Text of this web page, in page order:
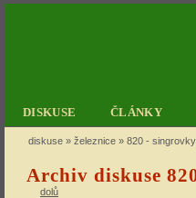
DISKUSE ČLÁNKY
diskuse » železnice » 820 - singrovky
Archiv diskuse
dolů